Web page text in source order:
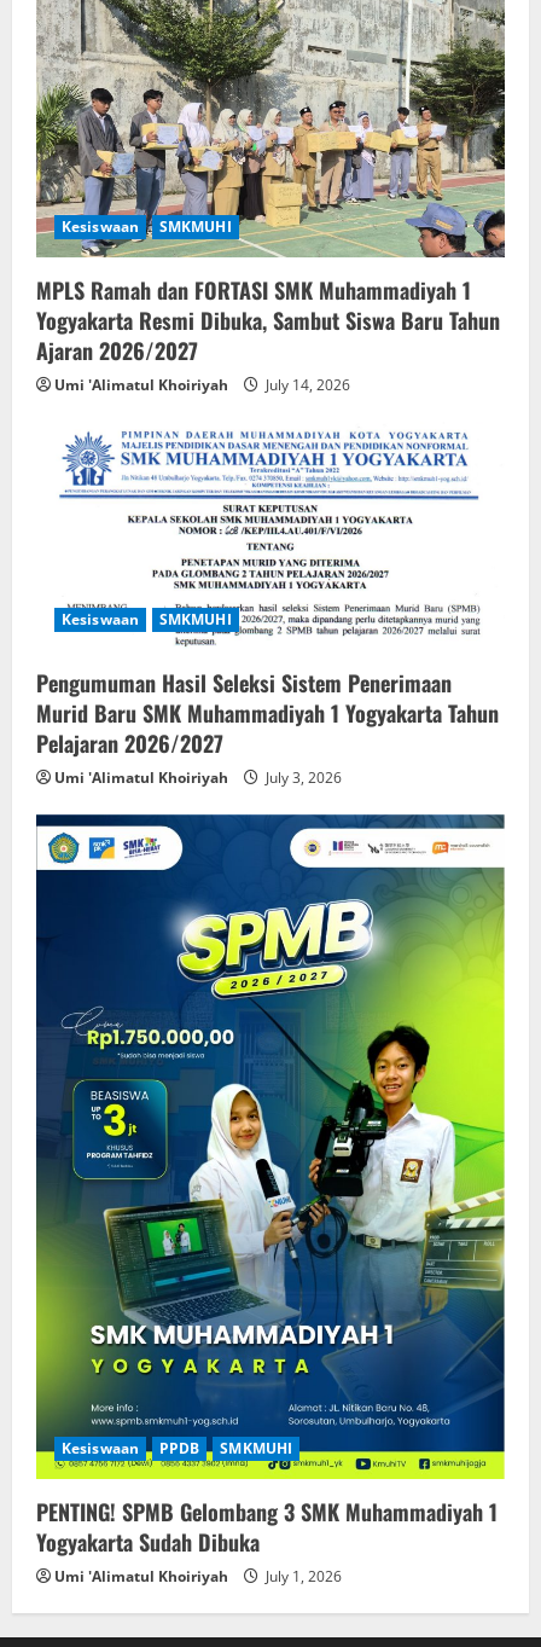
Kesiswaan SMKMUHI
MPLS Ramah dan FORTASI SMK Muhammadiyah 1
Yogyakarta Resmi Dibuka, Sambut Siswa Baru Tahun
Ajaran 2026/2027
Umi 'Alimatul Khoiriyah July 14, 2026
Kesiswaan SMKMUHI
Pengumuman Hasil Seleksi Sistem Penerimaan
Murid Baru SMK Muhammadiyah 1 Yogyakarta Tahun
Pelajaran 2026/2027
Umi 'Alimatul Khoiriyah July 3, 2026
Kesiswaan PPDB SMKMUHI
PENTING! SPMB Gelombang 3 SMK Muhammadiyah 1
Yogyakarta Sudah Dibuka
Umi 'Alimatul Khoiriyah July 1, 2026